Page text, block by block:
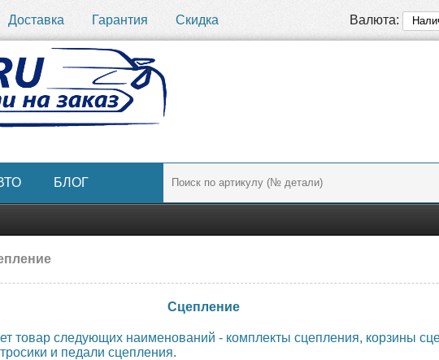
Доставка Гарантия Скидка Валюта:
БЛОГ
Сцепление
товар следующих наименований - комплекты сцепления, корзины
и педали сцепления.